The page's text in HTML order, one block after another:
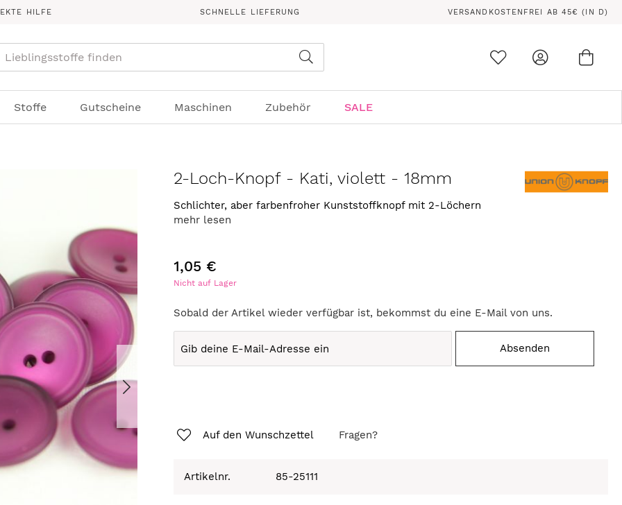
HILFE SCHNELLE LIEFERUNG VERSANDKOSTENFREI AB 45€ (IN D)
Stoffe Gutscheine Maschinen Zubehör SALE
2-Loch-Knopf - Kati, violett - 18mm
Schlichter, aber farbenfroher Kunststoffknopf mit 2-Löchern
mehr lesen
1,05 €
Nicht auf Lager
Sobald der Artikel wieder verfügbar ist, bekommst du eine E-Mail von uns.
Absenden
Auf den Wunschzettel Fragen?
Artikelnr. 85-25111